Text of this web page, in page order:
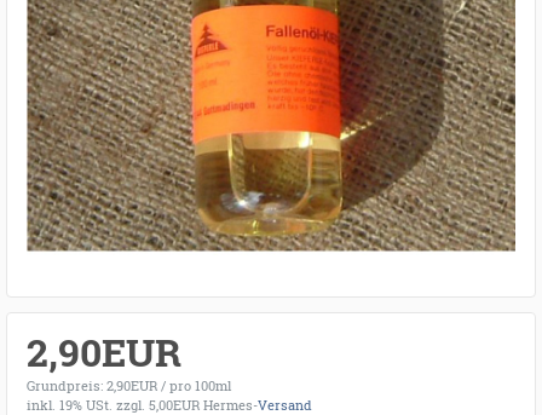
2,90EUR
Grundpreis: 2,90EUR / pro 100ml
inkl. 19% USt. zzgl. 5,00EUR Hermes-Versand